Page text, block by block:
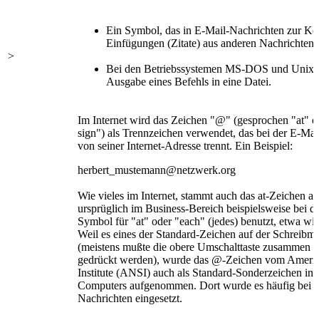
>
Ein Symbol, das in E-Mail-Nachrichten zur
Einfügungen (Zitate) aus anderen
Bei den Betriebssystemen MS-DOS und
Ausgabe eines Befehls in eine Datei.
Im Internet wird das Zeichen "@" (gesprochen "at"
sign") als Trennzeichen verwendet, das bei der E-
von seiner Internet-Adresse trennt. Ein Beispiel:
herbert_mustemann@netzwerk.org
Wie vieles im Internet, stammt auch das at-Zeichen
ursprüglich im Business-Bereich beispielsweise bei
Symbol für "at" oder "each" (jedes) benutzt, etwa
Weil es eines der Standard-Zeichen auf der
(meistens mußte die obere Umschalttaste zusammen
gedrückt werden), wurde das @-Zeichen vom
Institute (ANSI) auch als Standard-Sonderzeichen in
Computers aufgenommen. Dort wurde es häufig bei
Nachrichten eingesetzt.